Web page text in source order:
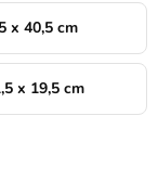
x 40,5 cm
x 19,5 cm